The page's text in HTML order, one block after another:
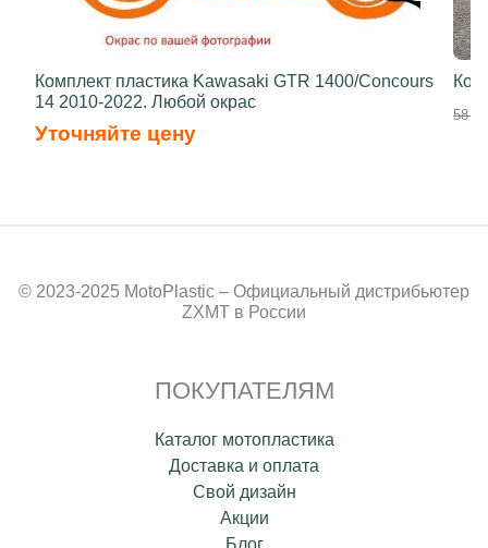
Комплект пластика Kawasaki GTR 1400/Concours
14 2010-2022. Любой окрас
Уточняйте цену
58
© 2023-2025 MotoPlastic – Официальный дистрибьютер
ZXMT в России
ПОКУПАТЕЛЯМ
Каталог мотопластика
Доставка и оплата
Свой дизайн
Акции
Блог